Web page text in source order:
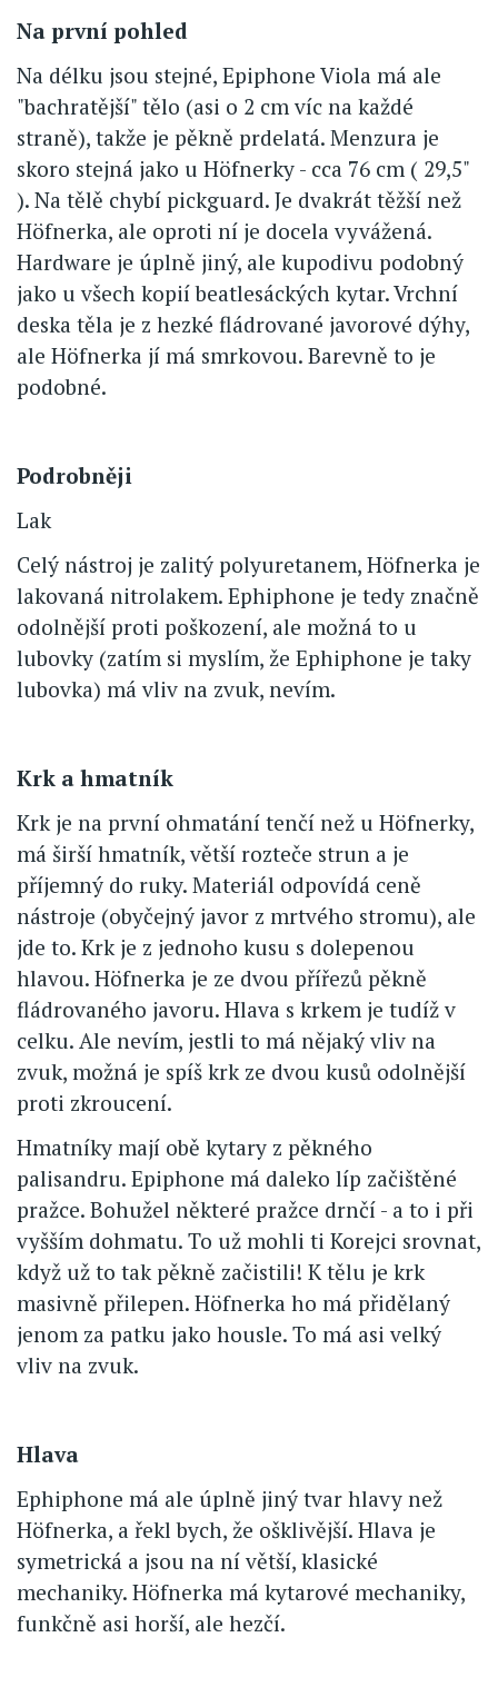
Na první pohled
Na délku jsou stejné, Epiphone Viola má ale
"bachratější" tělo (asi o 2 cm víc na každé
straně), takže je pěkně prdelatá. Menzura je
skoro stejná jako u Höfnerky - cca 76 cm ( 29,5"
). Na tělě chybí pickguard. Je dvakrát těžší než
Höfnerka, ale oproti ní je docela vyvážená.
Hardware je úplně jiný, ale kupodivu podobný
jako u všech kopií beatlesáckých kytar. Vrchní
deska těla je z hezké fládrované javorové dýhy,
ale Höfnerka jí má smrkovou. Barevně to je
podobné.
Podrobněji
Lak
Celý nástroj je zalitý polyuretanem, Höfnerka je
lakovaná nitrolakem. Ephiphone je tedy značně
odolnější proti poškození, ale možná to u
lubovky (zatím si myslím, že Ephiphone je taky
lubovka) má vliv na zvuk, nevím.
Krk a hmatník
Krk je na první ohmatání tenčí než u Höfnerky,
má širší hmatník, větší rozteče strun a je
příjemný do ruky. Materiál odpovídá ceně
nástroje (obyčejný javor z mrtvého stromu), ale
jde to. Krk je z jednoho kusu s dolepenou
hlavou. Höfnerka je ze dvou přířezů pěkně
fládrovaného javoru. Hlava s krkem je tudíž v
celku. Ale nevím, jestli to má nějaký vliv na
zvuk, možná je spíš krk ze dvou kusů odolnější
proti zkroucení.
Hmatníky mají obě kytary z pěkného
palisandru. Epiphone má daleko líp začištěné
pražce. Bohužel některé pražce drnčí - a to i při
vyšším dohmatu. To už mohli ti Korejci srovnat,
když už to tak pěkně začistili! K tělu je krk
masivně přilepen. Höfnerka ho má přidělaný
jenom za patku jako housle. To má asi velký
vliv na zvuk.
Hlava
Ephiphone má ale úplně jiný tvar hlavy než
Höfnerka, a řekl bych, že ošklivější. Hlava je
symetrická a jsou na ní větší, klasické
mechaniky. Höfnerka má kytarové mechaniky,
funkčně asi horší, ale hezčí.